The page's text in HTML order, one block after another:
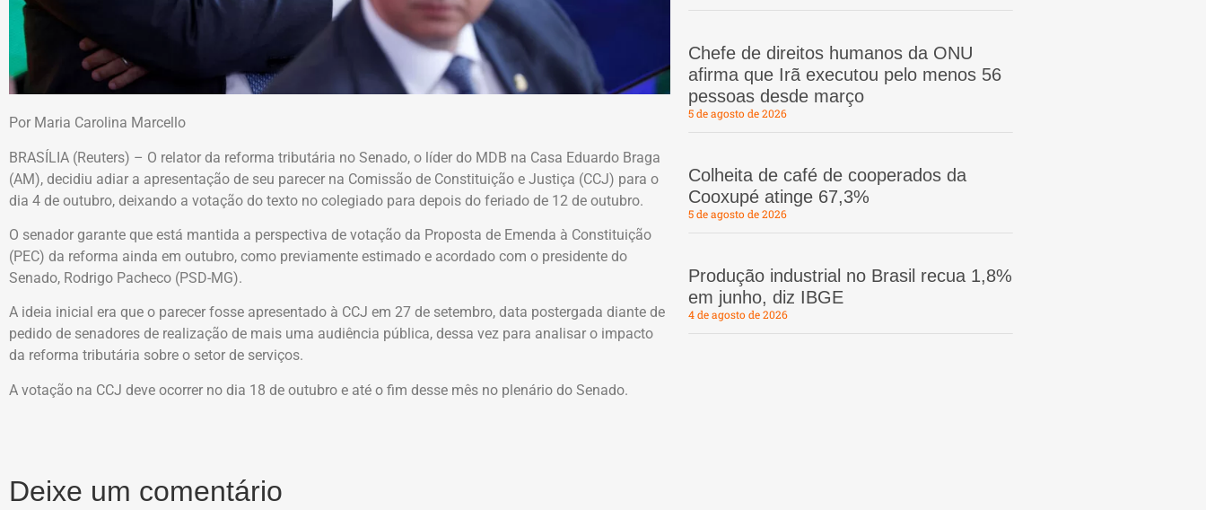
Por Maria Carolina Marcello
BRASÍLIA (Reuters) – O relator da reforma tributária no Senado, o líder do MDB na Casa Eduardo Braga
(AM), decidiu adiar a apresentação de seu parecer na Comissão de Constituição e Justiça (CCJ) para o
dia 4 de outubro, deixando a votação do texto no colegiado para depois do feriado de 12 de outubro.
O senador garante que está mantida a perspectiva de votação da Proposta de Emenda à Constituição
(PEC) da reforma ainda em outubro, como previamente estimado e acordado com o presidente do
Senado, Rodrigo Pacheco (PSD-MG).
A ideia inicial era que o parecer fosse apresentado à CCJ em 27 de setembro, data postergada diante de
pedido de senadores de realização de mais uma audiência pública, dessa vez para analisar o impacto
da reforma tributária sobre o setor de serviços.
A votação na CCJ deve ocorrer no dia 18 de outubro e até o fim desse mês no plenário do Senado.
Deixe um comentário
Chefe de direitos humanos da ONU
afirma que Irã executou pelo menos 56
pessoas desde março
5 de agosto de 2026
Colheita de café de cooperados da
Cooxupé atinge 67,3%
5 de agosto de 2026
Produção industrial no Brasil recua 1,8%
em junho, diz IBGE
4 de agosto de 2026